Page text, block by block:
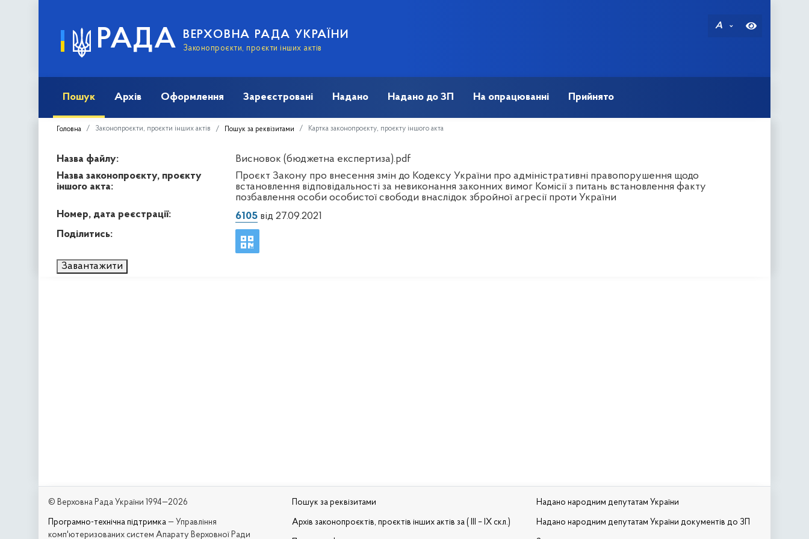
РАДА ВЕРХОВНА РАДА УКРАЇНИ
Законопроєкти, проєкти інших актів
A
Пошук Архів Оформлення Зареєстровані Надано Надано до ЗП На опрацюванні Прийнято
Головна Законопроєкти, проєкти інших актів Пошук за реквізитами Картка законопроєкту, проєкту іншого акта
Назва файлу:
Висновок (бюджетна експертиза).pdf
Назва законопроєкту, проєкту
іншого акта:
Проєкт Закону про внесення змін до Кодексу України про адміністративні правопорушення щодо
встановлення відповідальності за невиконання законних вимог Комісії з питань встановлення факту
позбавлення особи особистої свободи внаслідок збройної агресії проти України
Номер, дата реєстрації:
6105від 27.09.2021
Поділитись:
Завантажити
© Верховна Рада України 1994—2026
Програмно-технічна підтримка — Управління
комп'ютеризованих систем Апарату Верховної Ради
Пошук за реквізитами
Архів законопроєктів, проєктів інших актів за ( III – IX скл.)
Надано народним депутатам України
Надано народним депутатам України документів до ЗП